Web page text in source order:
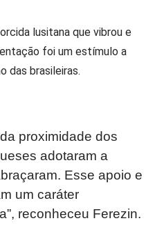
lusitana que vibrou e
foi um estímulo a
das brasileiras.
proximidade dos
adotaram a
Esse apoio e
um caráter
reconheceu Ferezin.